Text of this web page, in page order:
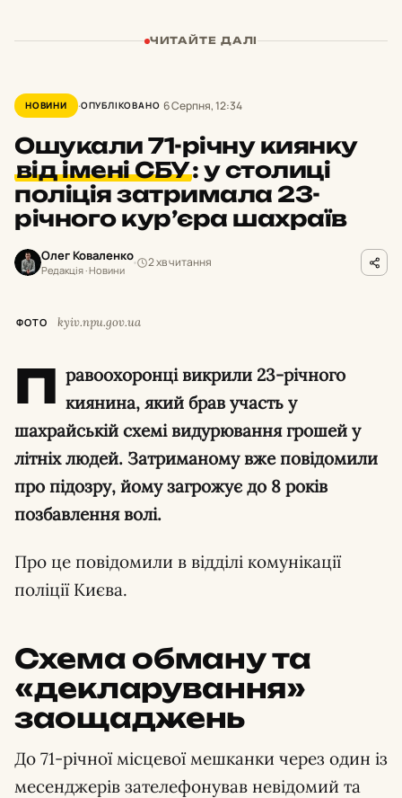
ЧИТАЙТЕ ДАЛІ
НОВИНИ ОПУБЛІКОВАНО 6 Серпня, 12:34
Ошукали 71-річну киянку
від імені СБУ: у столиці
поліція затримала 23-
річного кур’єра шахраїв
Олег Коваленко
Редакція · Новини
2 хв читання
ФОТО kyiv.npu.gov.ua
П равоохоронці викрили 23-річного
киянина, який брав участь у
шахрайській схемі видурювання грошей у
літніх людей. Затриманому вже повідомили
про підозру, йому загрожує до 8 років
позбавлення волі.
Про це повідомили в відділі комунікації
поліції Києва.
Схема обману та
«декларування»
заощаджень
До 71-річної місцевої мешканки через один із
месенджерів зателефонував невідомий та